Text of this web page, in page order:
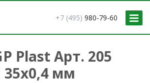
+7 (495) 980-79-60
Plast Арт. 205
мм